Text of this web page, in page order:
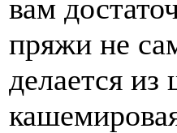
вам
пряжи не
делается